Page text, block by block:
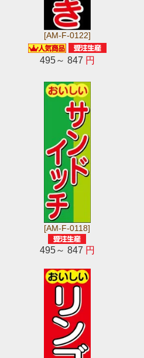
[AM-F-0122]
495～ 847 円
[AM-F-0118]
495～ 847 円